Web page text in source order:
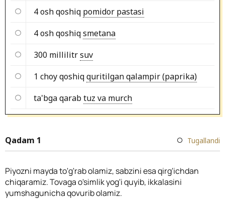
4 osh qoshiq pomidor pastasi
4 osh qoshiqsmetana
300 millilitrsuv
1 choy qoshiqquritilgan qalampir (paprika)
ta'bga qarabtuz va murch
Qadam 1 Tugallandi
Piyozni mayda to'g'rab olamiz, sabzini esa qirg'ichdan
chiqaramiz. Tovaga o'simlik yog'i quyib, ikkalasini
yumshagunicha qovurib olamiz.